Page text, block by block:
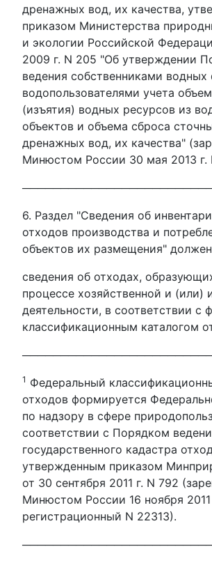
дренажных вод, их качества,
приказом Министерства
и экологии Российской
2009 г. N 205 "Об утверждении
ведения собственниками водных
водопользователями учета
(изъятия) водных ресурсов из
объектов и объема сброса
дренажных вод, их качества"
Минюстом России 30 мая 2013 г.
6. Раздел "Сведения об
отходов производства и
объектов их размещения"
сведения об отходах,
процессе хозяйственной и (или)
деятельности, в соответствии с
классификационным каталогом
1 Федеральный
отходов формируется
по надзору в сфере
соответствии с Порядком
государственного кадастра
утвержденным приказом
от 30 сентября 2011 г. N 792
Минюстом России 16 ноября 2011
регистрационный N 22313).